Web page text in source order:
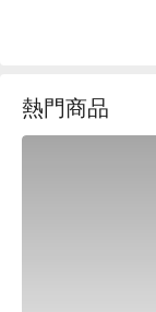
為了完美的催化
食精選讓人們在
熱門商品